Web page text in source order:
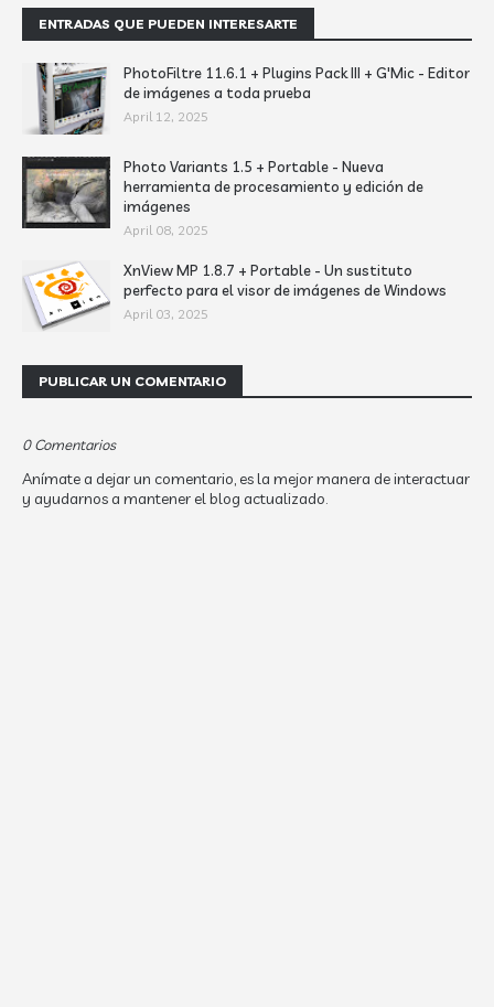
ENTRADAS QUE PUEDEN INTERESARTE
PhotoFiltre 11.6.1 + Plugins Pack III + G'Mic - Editor
de imágenes a toda prueba
April 12, 2025
Photo Variants 1.5 + Portable - Nueva
herramienta de procesamiento y edición de
imágenes
April 08, 2025
XnView MP 1.8.7 + Portable - Un sustituto
perfecto para el visor de imágenes de Windows
April 03, 2025
PUBLICAR UN COMENTARIO
0 Comentarios
Anímate a dejar un comentario, es la mejor manera de interactuar
y ayudarnos a mantener el blog actualizado.